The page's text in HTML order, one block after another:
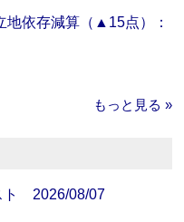
地依存減算（▲15点）：
もっと見る »
ト 2026/08/07